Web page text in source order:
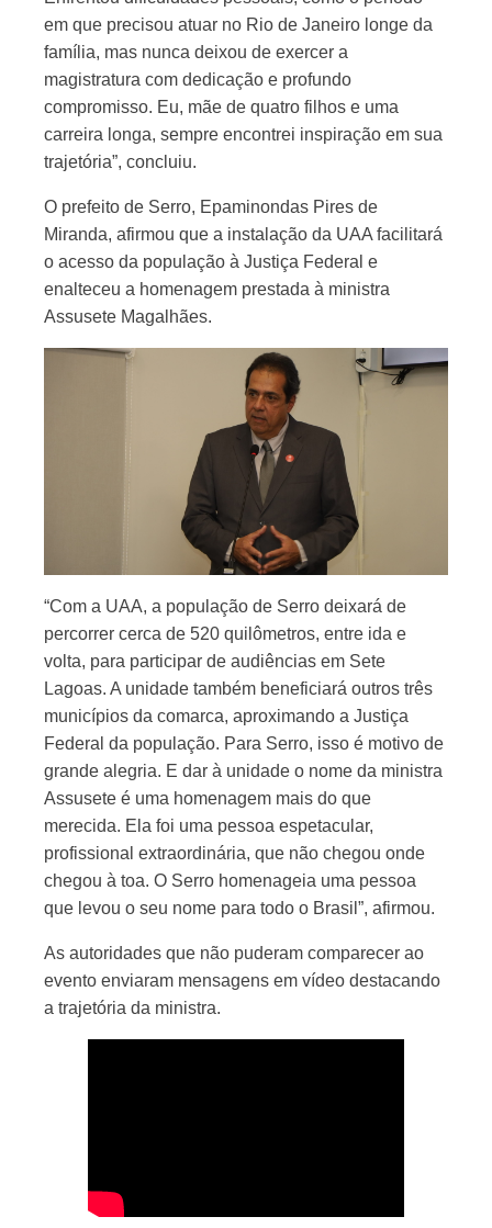
em que precisou atuar no Rio de Janeiro longe da
família, mas nunca deixou de exercer a
magistratura com dedicação e profundo
compromisso. Eu, mãe de quatro filhos e uma
carreira longa, sempre encontrei inspiração em sua
trajetória”, concluiu.
O prefeito de Serro, Epaminondas Pires de
Miranda, afirmou que a instalação da UAA facilitará
o acesso da população à Justiça Federal e
enalteceu a homenagem prestada à ministra
Assusete Magalhães.
“Com a UAA, a população de Serro deixará de
percorrer cerca de 520 quilômetros, entre ida e
volta, para participar de audiências em Sete
Lagoas. A unidade também beneficiará outros três
municípios da comarca, aproximando a Justiça
Federal da população. Para Serro, isso é motivo de
grande alegria. E dar à unidade o nome da ministra
Assusete é uma homenagem mais do que
merecida. Ela foi uma pessoa espetacular,
profissional extraordinária, que não chegou onde
chegou à toa. O Serro homenageia uma pessoa
que levou o seu nome para todo o Brasil”, afirmou.
As autoridades que não puderam comparecer ao
evento enviaram mensagens em vídeo destacando
a trajetória da ministra.